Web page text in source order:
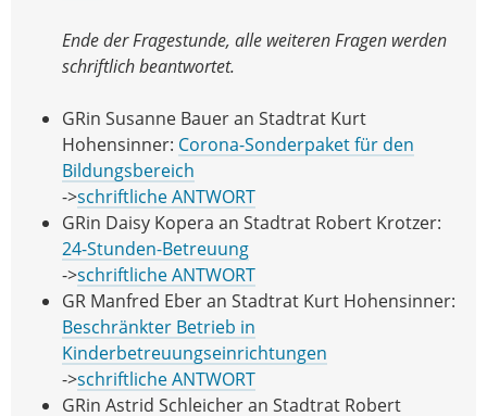
Ende der Fragestunde, alle weiteren Fragen werden
schriftlich beantwortet.
GRin Susanne Bauer an Stadtrat Kurt
Hohensinner: Corona-Sonderpaket für den
Bildungsbereich
->schriftliche ANTWORT
GRin Daisy Kopera an Stadtrat Robert Krotzer:
24-Stunden-Betreuung
->schriftliche ANTWORT
GR Manfred Eber an Stadtrat Kurt Hohensinner:
Beschränkter Betrieb in
Kinderbetreuungseinrichtungen
->schriftliche ANTWORT
GRin Astrid Schleicher an Stadtrat Robert